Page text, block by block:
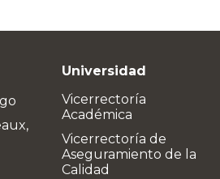
Universidad
Vicerrectoría
Académica
Vicerrectoría de
Aseguramiento de la
Calidad